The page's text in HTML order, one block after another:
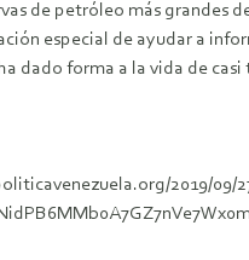
de petróleo más grandes
especial de ayudar a
dado forma a la vida de casi
2019/09/